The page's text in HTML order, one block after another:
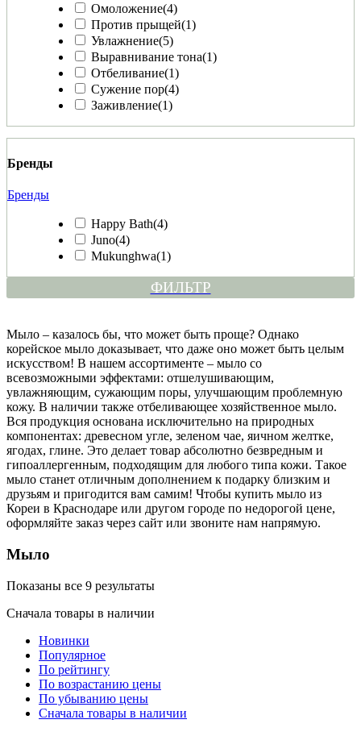
Омоложение(4)
Против прыщей(1)
Увлажнение(5)
Выравнивание тона(1)
Отбеливание(1)
Сужение пор(4)
Заживление(1)
Бренды
Бренды
Happy Bath(4)
Juno(4)
Mukunghwa(1)
ФИЛЬТР
Мыло – казалось бы, что может быть проще? Однако
корейское мыло доказывает, что даже оно может быть целым
искусством! В нашем ассортименте – мыло со
всевозможными эффектами: отшелушивающим,
увлажняющим, сужающим поры, улучшающим проблемную
кожу. В наличии также отбеливающее хозяйственное мыло.
Вся продукция основана исключительно на природных
компонентах: древесном угле, зеленом чае, яичном желтке,
ягодах, глине. Это делает товар абсолютно безвредным и
гипоаллергенным, подходящим для любого типа кожи. Такое
мыло станет отличным дополнением к подарку близким и
друзьям и пригодится вам самим! Чтобы купить мыло из
Кореи в Краснодаре или другом городе по недорогой цене,
оформляйте заказ через сайт или звоните нам напрямую.
Мыло
Показаны все 9 результаты
Сначала товары в наличии
Новинки
Популярное
По рейтингу
По возрастанию цены
По убыванию цены
Сначала товары в наличии